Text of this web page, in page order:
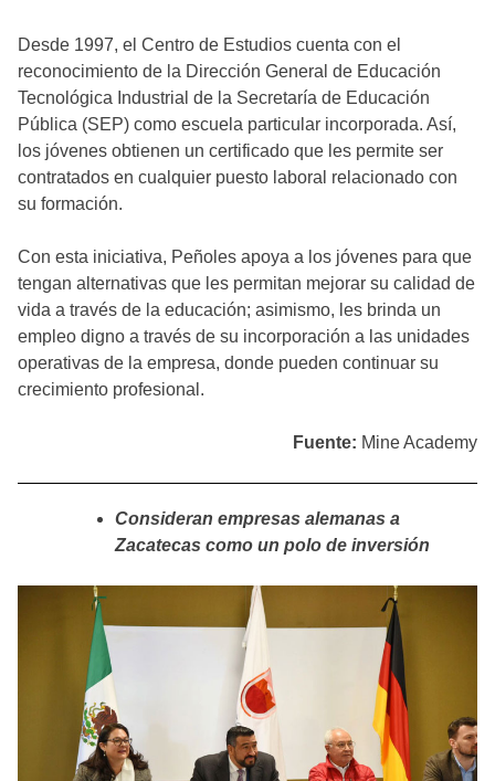
Desde 1997, el Centro de Estudios cuenta con el
reconocimiento de la Dirección General de Educación
Tecnológica Industrial de la Secretaría de Educación
Pública (SEP) como escuela particular incorporada. Así,
los jóvenes obtienen un certificado que les permite ser
contratados en cualquier puesto laboral relacionado con
su formación.
Con esta iniciativa, Peñoles apoya a los jóvenes para que
tengan alternativas que les permitan mejorar su calidad de
vida a través de la educación; asimismo, les brinda un
empleo digno a través de su incorporación a las unidades
operativas de la empresa, donde pueden continuar su
crecimiento profesional.
Fuente: Mine Academy
Consideran empresas alemanas a
Zacatecas como un polo de inversión